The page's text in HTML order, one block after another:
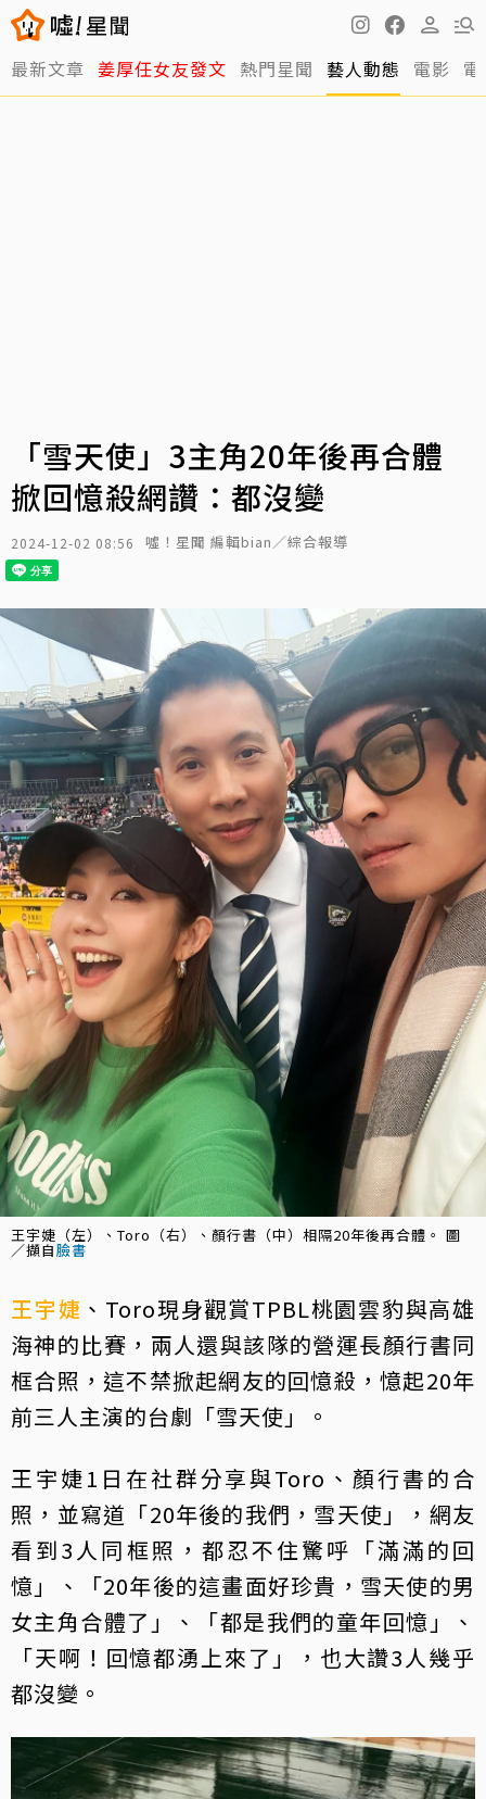
最新文章 姜厚任女友發文 熱門星聞 藝人動態 電影
「雪天使」3主角20年後再合體
掀回憶殺網讚：都沒變
2024-12-02 08:56 噓！星聞 編輯bian／綜合報導
王宇婕（左）、Toro（右）、顏行書（中）相隔20年後再合體。 圖
／擷自臉書
王宇婕 、Toro現身觀賞TPBL桃園雲豹與高雄
海神的比賽，兩人還與該隊的營運長顏行書同
框合照，這不禁掀起網友的回憶殺，憶起20年
前三人主演的台劇「雪天使」。
王宇婕1日在社群分享與Toro、顏行書的合
照，並寫道「20年後的我們，雪天使」，網友
看到3人同框照，都忍不住驚呼「滿滿的回
憶」、「20年後的這畫面好珍貴，雪天使的男
女主角合體了」、「都是我們的童年回憶」、
「天啊！回憶都湧上來了」，也大讚3人幾乎
都沒變。